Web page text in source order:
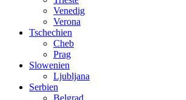
Venedig
Verona
Tschechien
Cheb
Prag
Slowenien
Ljubljana
Serbien
Belgrad